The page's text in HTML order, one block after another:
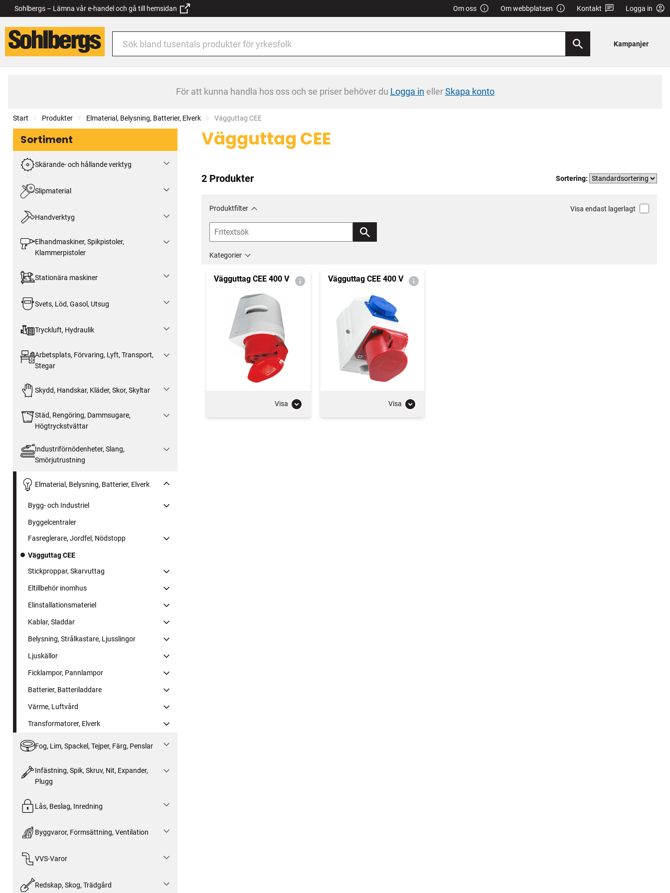
Sohlbergs – Lämna vår e-handel och gå till hemsidan Om oss Om webbplatsen Kontakt Logga in
Kampanjer
För att kunna handla hos oss och se priser behöver du Logga in ellerSkapa konto
Start Produkter Elmaterial, Belysning, Batterier, Elverk Current:
Vägguttag CEE
Sortiment
Skärande- och hållande verktyg
Slipmaterial
Handverktyg
Elhandmaskiner, Spikpistoler,
Klammerpistoler
Stationära maskiner
Svets, Löd, Gasol, Utsug
Tryckluft, Hydraulik
Arbetsplats, Förvaring, Lyft, Transport,
Stegar
Skydd, Handskar, Kläder, Skor, Skyltar
Städ, Rengöring, Dammsugare,
Högtryckstvättar
Industriförnödenheter, Slang,
Smörjutrustning
Elmaterial, Belysning, Batterier, Elverk
Bygg- och Industriel
Byggelcentraler
Fasreglerare, Jordfel, Nödstopp
Vägguttag CEE
Stickproppar, Skarvuttag
Eltillbehör inomhus
Elinstallationsmateriel
Kablar, Sladdar
Belysning, Strålkastare, Ljusslingor
Ljuskällor
Ficklampor, Pannlampor
Batterier, Batteriladdare
Värme, Luftvård
Transformatorer, Elverk
Fog, Lim, Spackel, Tejper, Färg, Penslar
Infästning, Spik, Skruv, Nit, Expander,
Plugg
Lås, Beslag, Inredning
Byggvaror, Formsättning, Ventilation
VVS-Varor
Redskap, Skog, Trädgård
Vägguttag CEE
2 Produkter Sortering:
Produktfilter Visa endast lagerlagt
Kategorier
Vägguttag CEE 400 V
Visa
Vägguttag CEE 400 V
Visa